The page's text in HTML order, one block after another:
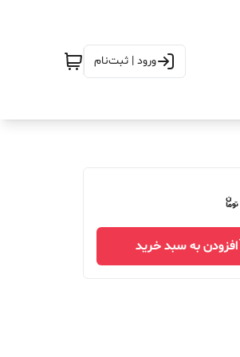
ورود | ثبت‌نام
افزودن به سبد خرید